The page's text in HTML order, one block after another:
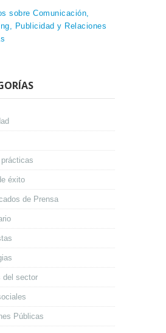
sobre Comunicación,
Publicidad y Relaciones
éxito
de Prensa
del sector
Públicas